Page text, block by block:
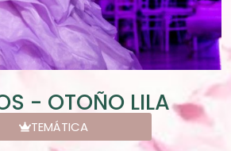
- OTOÑO LILA
TEMÁTICA